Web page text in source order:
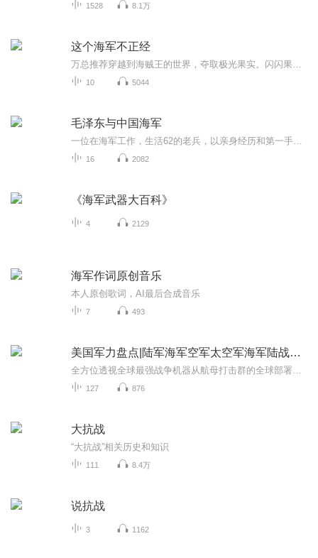
1528 8.1万
这个海军不正经
10 5044
毛泽东与中国海军
16 2082
《海军武器大百科》
4 2129
海军作词原创音乐
本人原创歌词，AI最后合成音乐
7 493
美国军力盘点|陆军海军空军太空军海军陆战队特种部队
127 876
大抗战
“大抗战”相关历史和知识
111 8.4万
说抗战
3 1162